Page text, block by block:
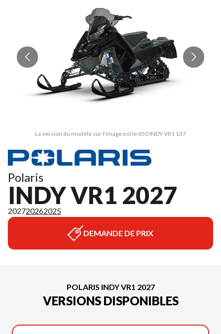
La version du modèle sur l'image est le 650 INDY VR1 137
Polaris
INDY VR1 2027
202720262025
DEMANDE DE PRIX
POLARIS INDY VR1 2027
VERSIONS DISPONIBLES